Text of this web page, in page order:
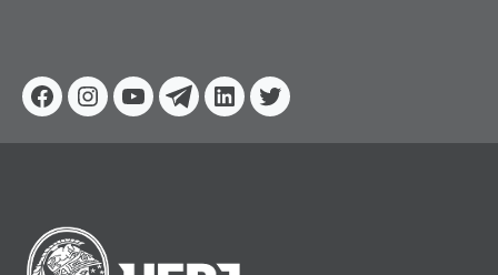
Facebook
Instagram
YoutubeTelegram
Linkedin
Twitter